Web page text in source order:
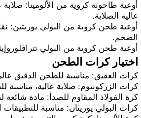
أوعية طاحونة كروية من الألومينا:
عالية الصلابة.
أوعية طحن كروية من البولي يوريثين:
الضخم.
أوعية طحن كروية من البولي
اختيار كرات الطحن
كرات العقيق: مناسبة للطحن الدقيق
كرات الزركونيوم: صلابة عالية، مناسبة
كرة الفولاذ المقاوم للصدأ: مادة
كرات البولي يوريثان: مناسبة